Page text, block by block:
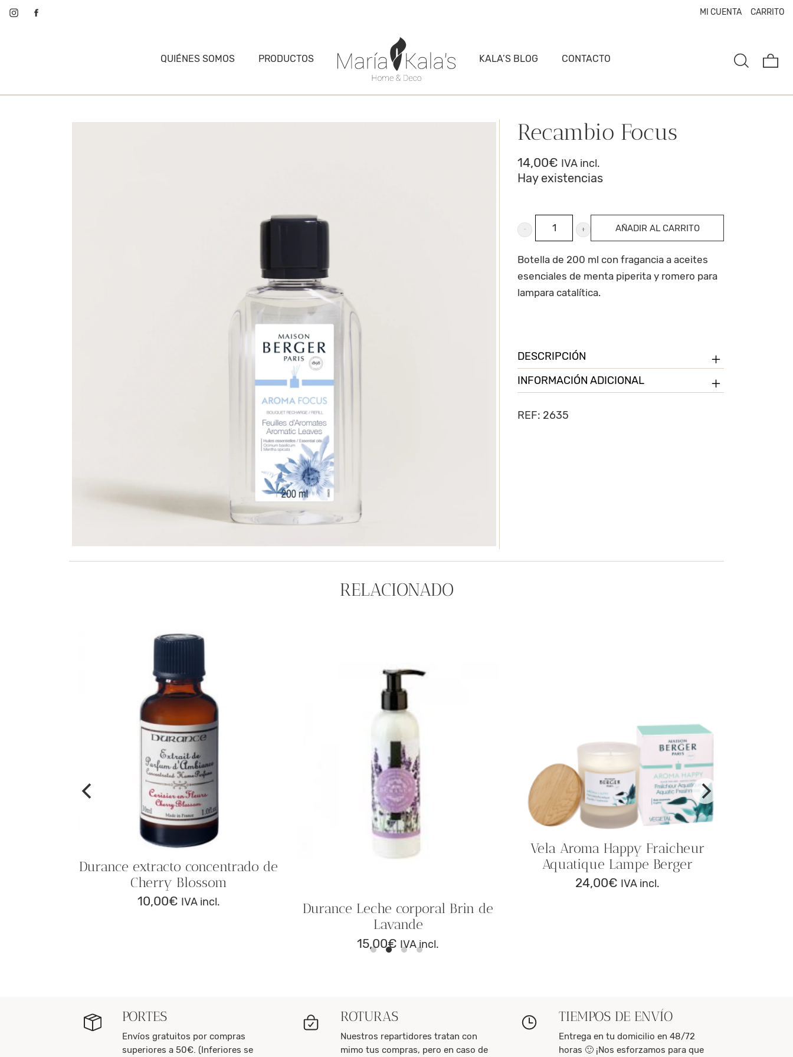
MI CUENTA CARRITO
QUIÉNES SOMOS PRODUCTOS KALA’S BLOG CONTACTO
Recambio Focus
14,00€ IVA incl.
Hay existencias
Recambio
Focus
cantidad
AÑADIR AL CARRITO
Botella de 200 ml con fragancia a aceites
esenciales de menta piperita y romero para
lampara catalítica.
DESCRIPCIÓN
INFORMACIÓN ADICIONAL
REF: 2635
RELACIONADO
Durance extracto concentrado de
Cherry Blossom
10,00€ IVA incl.
Durance Leche corporal Brin de
Lavande
15,00€ IVA incl.
Vela Aroma Happy Fraicheur
Aquatique Lampe Berger
24,00€ IVA incl.
PORTES
Envíos gratuitos por compras
superiores a 50€. (Inferiores se
ROTURAS
Nuestros repartidores tratan con
mimo tus compras, pero en caso de
TIEMPOS DE ENVÍO
Entrega en tu domicilio en 48/72
horas 🙂 ¡Nos esforzamos para que